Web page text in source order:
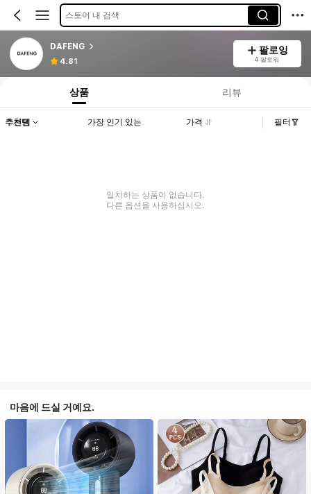
스토어 내 검색
DAFENG
4.81
팔로잉
4 팔로워
상품 리뷰
추천템 가장 인기 있는 가격 필터
일치하는 상품이 없습니다.
다른 옵션을 사용하십시오.
마음에 드실 거예요.